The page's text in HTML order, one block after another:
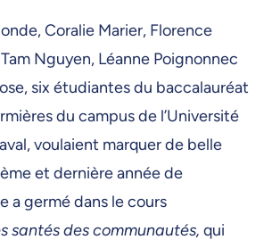
Coralie Marier, Florence
Nguyen, Léanne Poignonnec
six étudiantes du baccalauréat
du campus de l’Université
voulaient marquer de belle
et dernière année de
a germé dans le cours
santés des communautés, qui